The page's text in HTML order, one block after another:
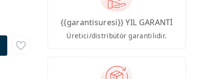
{{garantisuresi}} YIL GARANTİ
Üretici/distribütör garantilidir.